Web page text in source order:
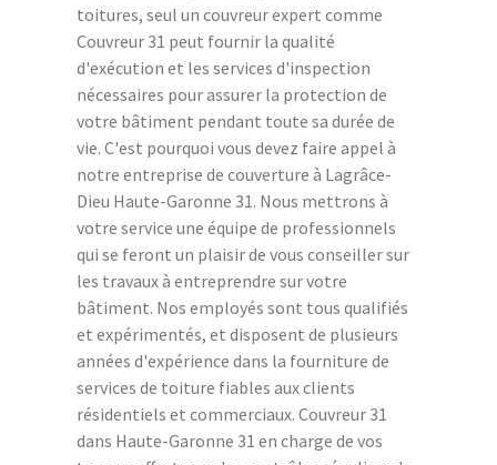
toitures, seul un couvreur expert comme
Couvreur 31 peut fournir la qualité
d'exécution et les services d'inspection
nécessaires pour assurer la protection de
votre bâtiment pendant toute sa durée de
vie. C'est pourquoi vous devez faire appel à
notre entreprise de couverture à Lagrâce-
Dieu Haute-Garonne 31. Nous mettrons à
votre service une équipe de professionnels
qui se feront un plaisir de vous conseiller sur
les travaux à entreprendre sur votre
bâtiment. Nos employés sont tous qualifiés
et expérimentés, et disposent de plusieurs
années d'expérience dans la fourniture de
services de toiture fiables aux clients
résidentiels et commerciaux. Couvreur 31
dans Haute-Garonne 31 en charge de vos